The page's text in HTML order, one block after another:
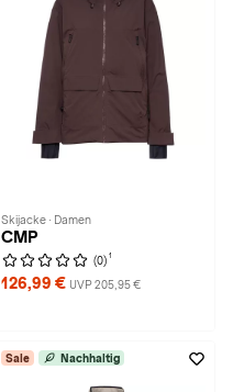
Skijacke · Damen
CMP
(0) 1
126,99 € UVP 205,95 €
Sale Nachhaltig